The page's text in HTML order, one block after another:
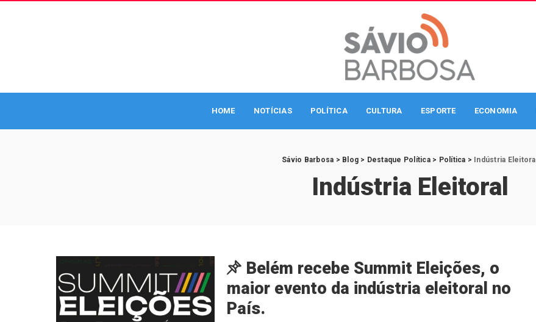
HOME NOTÍCIAS POLÍTICA CULTURA ESPORTE ECONOMIA
Sávio Barbosa > Blog > Destaque Política> Política > Indústria Eleitoral
Indústria Eleitoral
Belém recebe Summit Eleições, o
maior evento da indústria eleitoral no
País.